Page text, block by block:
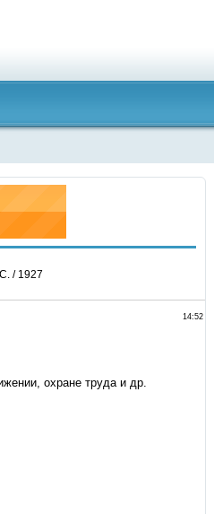
/ 1927
14:52
охране труда и др.